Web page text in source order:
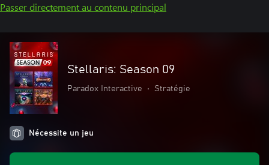
Passer directement au contenu principal
Stellaris: Season 09
Paradox Interactive • Stratégie
Nécessite un jeu